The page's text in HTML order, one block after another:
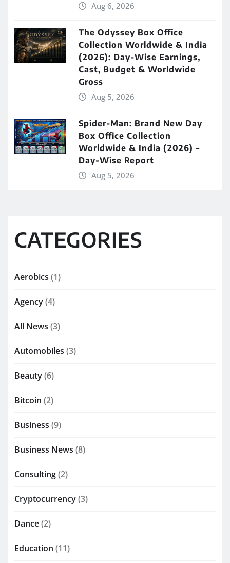
Aug 6, 2026
The Odyssey Box Office
Collection Worldwide & India
(2026): Day-Wise Earnings,
Cast, Budget & Worldwide
Gross
Aug 5, 2026
Spider-Man: Brand New Day
Box Office Collection
Worldwide & India (2026) –
Day-Wise Report
Aug 5, 2026
CATEGORIES
Aerobics (1)
Agency(4)
All News (3)
Automobiles (3)
Beauty(6)
Bitcoin (2)
Business (9)
Business News (8)
Consulting(2)
Cryptocurrency(3)
Dance(2)
Education (11)